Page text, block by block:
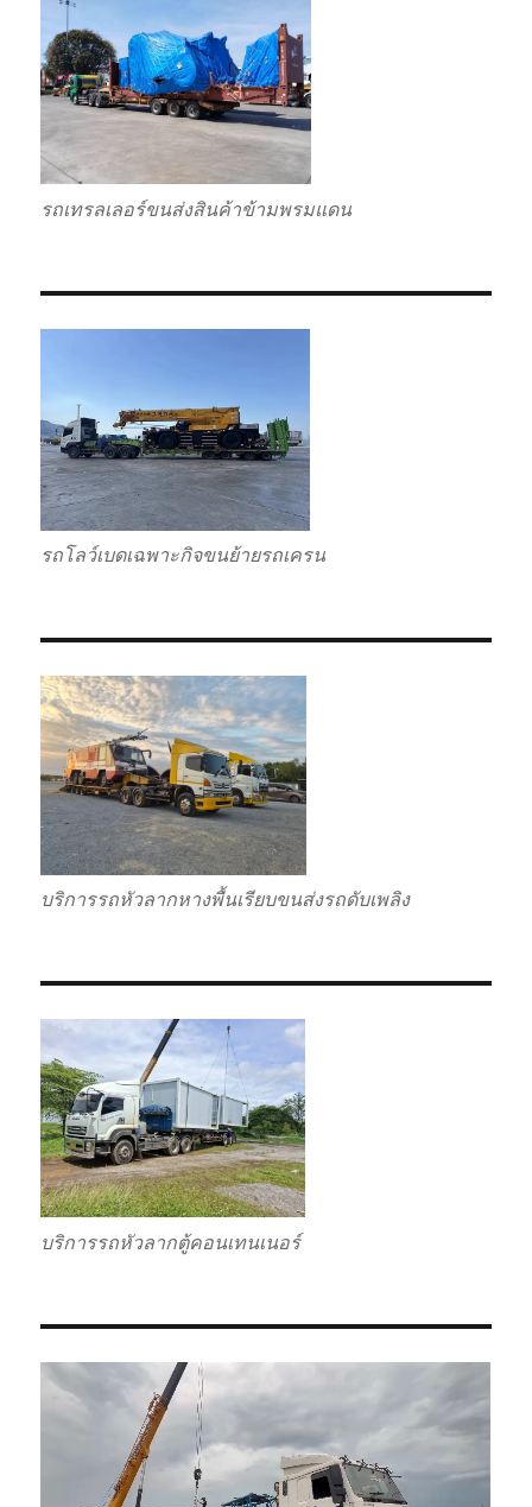
รถเทรลเลอร์ขนส่งสินค้าข้ามพรมแดน
รถโลว์เบดเฉพาะกิจขนย้ายรถเครน
บริการรถหัวลากหางพื้นเรียบขนส่งรถดับเพลิง
บริการรถหัวลากตู้คอนเทนเนอร์